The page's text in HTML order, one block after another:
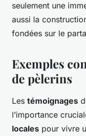
seulement une
aussi la
fondées sur le
Exemples
de pèlerins
Les témoignages
l’importance
locales pour vivre